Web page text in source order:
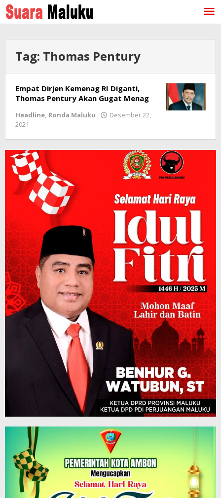
Lewati
ke
konten
Tag: Thomas Pentury
Empat Dirjen Kemenag RI Diganti,
Thomas Pentury Akan Gugat Menag
Headline, Ronda Maluku
Desember 22,
2021